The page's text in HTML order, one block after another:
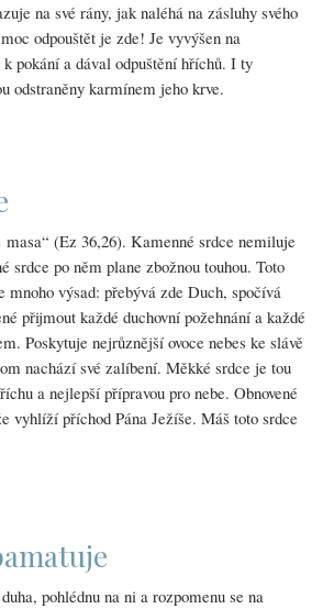
na své rány, jak naléhá na zásluhy svého
odpouštět je zde! Je vyvýšen na
pokání a dával odpuštění hříchů. I ty
odstraněny karmínem jeho krve.
(Ez 36,26). Kamenné srdce nemiluje
srdce po něm plane zbožnou touhou. Toto
mnoho výsad: přebývá zde Duch, spočívá
přijmout každé duchovní požehnání a každé
Poskytuje nejrůznější ovoce nebes ke slávě
nachází své zalíbení. Měkké srdce je tou
a nejlepší přípravou pro nebe. Obnovené
vyhlíží příchod Pána Ježíše. Máš toto srdce
pohlédnu na ni a rozpomenu se na